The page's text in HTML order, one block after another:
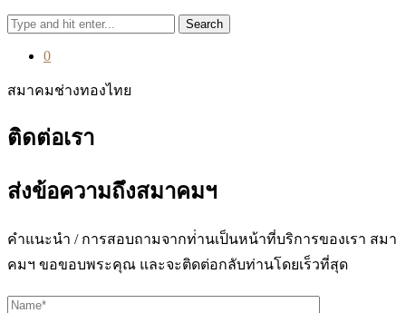
Search
0
สมาคมช่างทองไทย
ติดต่อเรา
ส่งข้อความถึงสมาคมฯ
คำแนะนำ / การสอบถามจากท่่านเป็นหน้าที่บริการของเรา สมา
คมฯ ขอขอบพระคุณ และจะติดต่อกลับท่านโดยเร็วที่สุด